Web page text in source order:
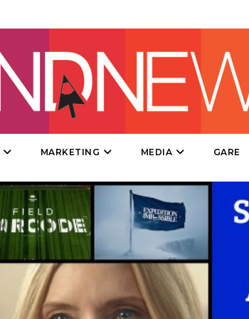
DESIGN
PUNTI VENDITA
CSR
MARKETING MEDIA GARE